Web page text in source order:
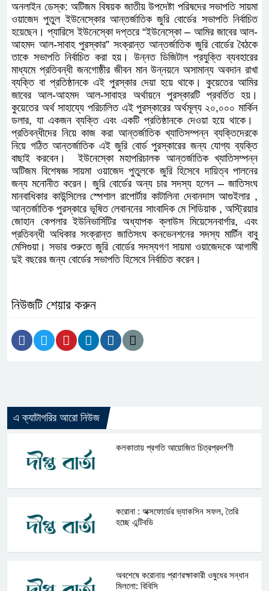
অনলাইন ডেস্ক: অটিজম বিষয়ক জাতীয় উপদেষ্টা পরিষদের সভাপতি সায়মা
ওয়াজেদ পুতুল ইউনেস্কোর আন্তর্জাতিক জুরি বোর্ডের সভাপতি নির্বাচিত
হয়েছেন। প্যারিসে ইউনেস্কো দপ্তরে “ইউনেস্কো – আমির জাবের আল-
আহমদ আল-সাবাহ পুরস্কার” সংক্রান্ত আন্তর্জাতিক জুরি বোর্ডের বৈঠকে
তাকে সভাপতি নির্বাচিত করা হয়। ​উন্নত ডিজিটাল প্রযুক্তি ব্যবহারের
মাধ্যমে প্রতিবন্ধী জনগোষ্ঠীর জীবন মান উন্নয়নে অসামান্য অবদান রাখা
ব্যক্তি বা প্রতিষ্ঠানকে এই পুরস্কার দেয়া হয়ে থাকে। কুয়েতের আমির
জাবের আল-আহমদ আল-সাবাহর অর্থায়নে পুরস্কার​টি প্রবর্তিত হয়।
কুয়েতের অর্থ সাহায্যে পরিচালিত এই পুরস্কারের অর্থমূল্য ২০,০০০ মার্কিন
ডলার, যা একজন ব্যক্তি এবং একটি প্রতিষ্ঠানকে​ ​দেওয়া হয়ে থাকে। ​
প্রতিবন্ধীদের নিয়ে কাজ করা আন্তর্জাতিক খ্যাতিসম্পন্ন ব্যক্তিদেরকে
নিয়ে গঠিত আন্তর্জাতিক এই জুরি বোর্ড পুরস্কারের জন্য যোগ্য ব্যক্তি
বাছাই করবেন। ​ ​ইউনেস্কো মহাপরিচালক আন্তর্জাতিক খ্যাতিসম্পন্ন
অটিজম বিশেষজ্ঞ সায়মা ওয়াজেদ পুতুলকে জুরি হিসেবে দায়িত্ব পালনের
জন্য মনোনীত করেন। জুরি বোর্ডের অন্য চার সদস্য হলেন – জাতিসংঘ
মানবাধিকার কাউন্সিলের স্পেশাল রাপোর্টার কাটালিনা দেবানদাস আগুইলার ,
আন্তর্জাতিক পুরস্কারে ভূষিত লেবাননের সাংবাদিক ​মে শিডিয়াক , অস্ট্রিয়ার
জোহান কেপলার ইউনিভার্সিটির অধ্যাপক ক্লাউস মিয়েসেনবার্গার, এবং
প্রতিবন্ধী অধিকার সংক্রান্ত জাতিসংঘ কনভেনশনের সদস্য মার্টিন বাবু
মেসিগুয়া। সভার শুরুতে জুরি বোর্ডের সদস্যগণ সায়মা ওয়াজেদকে আগামী
দুই বছরের জন্য বোর্ডের সভাপতি হিসেবে নির্বাচিত করেন।
নিউজটি শেয়ার করুন
এ ক্যাটাগরির আরো নিউজ
কলকাতায় প্রগতি আয়োজিত চিত্রপ্রদর্শণী
করোনা : অক্সফোর্ডের ভ্যাকসিন সফল, তৈরি
হচ্ছে এন্টিবডি
অবশেষে করোনায় প্রাণরক্ষাকারী ওষুধের সন্ধান
মিললো: বিবিসি